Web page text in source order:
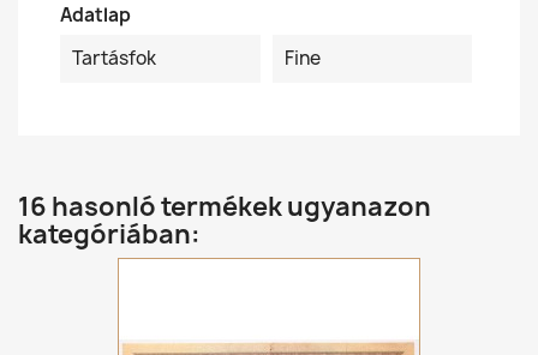
Adatlap
Tartásfok
Fine
16 hasonló termékek ugyanazon
kategóriában: